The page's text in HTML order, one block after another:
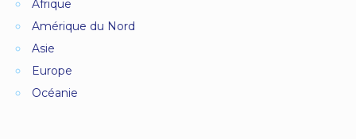
Afrique
Amérique du Nord
Asie
Europe
Océanie